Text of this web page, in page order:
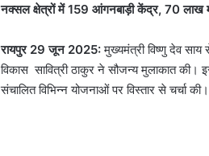
नक्सल क्षेत्रों में 159 आंगनबाड़ी केंद्र, 70
रायपुर 29 जून 2025:मुख्यमंत्री विष्णु देव साय
विकास सावित्री ठाकुर ने सौजन्य मुलाकात
संचालित विभिन्न योजनाओं पर विस्तार से चर्चा की।